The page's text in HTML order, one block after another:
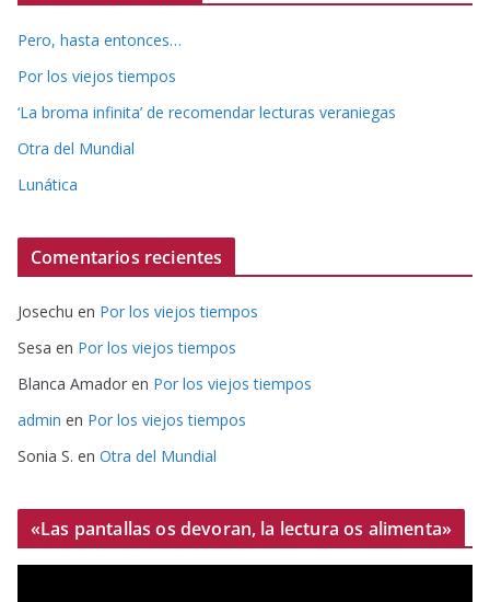
Pero, hasta entonces…
Por los viejos tiempos
‘La broma infinita’ de recomendar lecturas veraniegas
Otra del Mundial
Lunática
Comentarios recientes
Josechu en Por los viejos tiempos
Sesa en Por los viejos tiempos
Blanca Amador en Por los viejos tiempos
admin en Por los viejos tiempos
Sonia S. en Otra del Mundial
«Las pantallas os devoran, la lectura os alimenta»